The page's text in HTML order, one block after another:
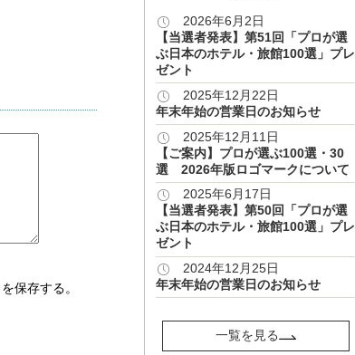
保存する。
2026年6月2日
【当選者発表】第51回「プロが選
ぶ日本のホテル・旅館100選」プレ
ゼント
2025年12月22日
年末年始の営業日のお知らせ
2025年12月11日
【ご案内】プロが選ぶ100選・30
選 2026年版ロゴマークについて
2025年6月17日
【当選者発表】第50回「プロが選
ぶ日本のホテル・旅館100選」プレ
ゼント
2024年12月25日
年末年始の営業日のお知らせ
一覧を見る